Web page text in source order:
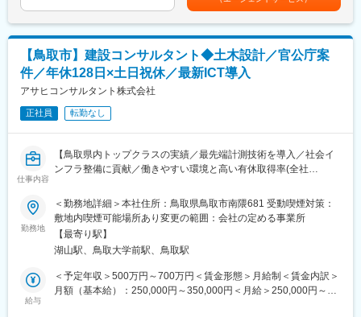
8/9(日)11:00～14:30
8/13(木)17:00～20:30
8/18(火)17:00～20:30
8/25(火)17:00～20:30
8/27(木)17:00～20:30
■具体的には：
・新規契約・機種変更の受付および提案
・料金プラン、楽天ポイント活用、楽天カード、各種サービスの
案内
・スマホの初期設定・データ移行サポート
◇店舗運営
・店舗での電話応対
【鳥取市】建設コンサルタント◆土木設計／官公庁案
件／年休128日×土日祝休／最新ICT導入
アサヒコンサルタント株式会社
正社員 転勤なし
仕事内容
【鳥取県内トップクラスの実績／最先端計測技術を導入／社会イ
ンフラ整備に貢献／働きやすい環境と高い有休取得率(全社
■業務概要
・当社にて土木設計技術者として、公共工事を中心とした土木構
造物（道路、河川、砂防ダム等）の計画・設計業務をお任せしま
す。
・主な取引先は官公庁で、地域社会の安全と発展に直結する重要
な設計・提案を担います。
■業務詳細
勤務地
＜勤務地詳細＞本社住所：鳥取県鳥取市南隈681 受動喫煙対策：
敷地内喫煙可能場所あり変更の範囲：会社の定める事業所
【最寄り駅】
湖山駅、鳥取大学前駅、鳥取駅
給与
＜予定年収＞500万円～700万円＜賃金形態＞月給制＜賃金内訳＞
月額（基本給）：250,000円～350,000円＜月給＞250,000円～